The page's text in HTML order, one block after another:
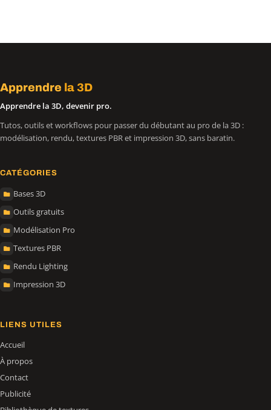
Apprendre la 3D
Apprendre la 3D, devenir pro.
Tutos, outils et workflows pour passer du débutant au pro de la 3D :
modélisation, rendu, textures PBR et impression 3D, sans baratin.
CATÉGORIES
Bases 3D
Outils gratuits
Modélisation Pro
Textures PBR
Rendu Lighting
Impression 3D
LIENS UTILES
Accueil
À propos
Contact
Publicité